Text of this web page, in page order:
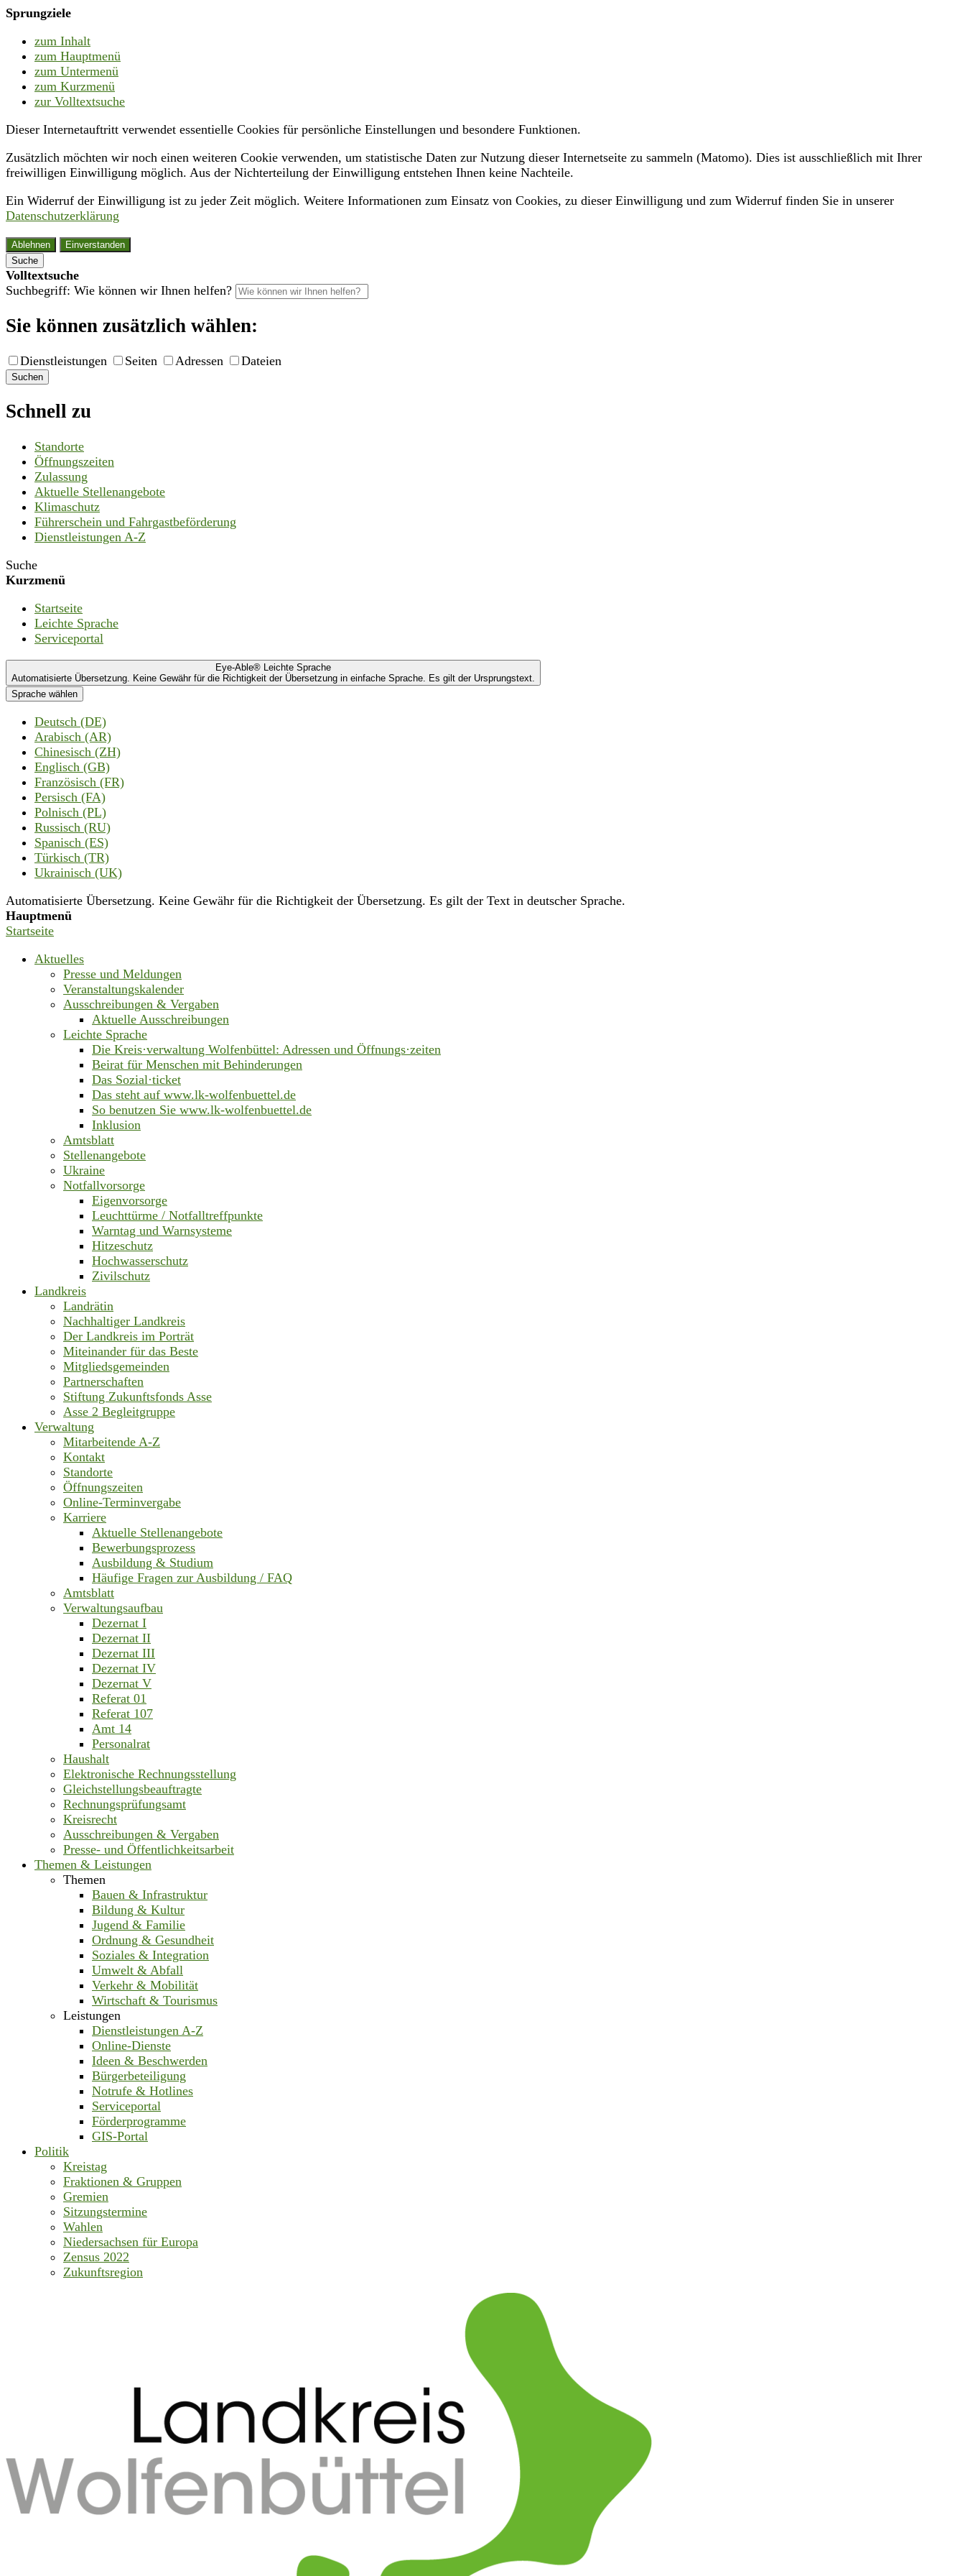
Sprungziele
zum Inhalt
zum Hauptmenü
zum Untermenü
zum Kurzmenü
zur Volltextsuche
Dieser Internetauftritt verwendet essentielle Cookies für persönliche Einstellungen und besondere Funktionen.
Zusätzlich möchten wir noch einen weiteren Cookie verwenden, um statistische Daten zur Nutzung dieser Internetseite zu sammeln (Matomo). Dies ist ausschließlich mit Ihrer
freiwilligen Einwilligung möglich. Aus der Nichterteilung der Einwilligung entstehen Ihnen keine Nachteile.
Ein Widerruf der Einwilligung ist zu jeder Zeit möglich. Weitere Informationen zum Einsatz von Cookies, zu dieser Einwilligung und zum Widerruf finden Sie in unserer
Datenschutzerklärung
Ablehnen
Einverstanden
Suche
Volltextsuche
Suchbegriff: Wie können wir Ihnen helfen?
Sie können zusätzlich wählen:
Dienstleistungen Seiten Adressen Dateien
Suchen
Schnell zu
Standorte
Öffnungszeiten
Zulassung
Aktuelle Stellenangebote
Klimaschutz
Führerschein und Fahrgastbeförderung
Dienstleistungen A-Z
Suche
Kurzmenü
Startseite
Leichte Sprache
Serviceportal
Eye-Able® Leichte Sprache
Automatisierte Übersetzung. Keine Gewähr für die Richtigkeit der Übersetzung in einfache Sprache. Es gilt der Ursprungstext.
Sprache wählen
Deutsch (DE)
Arabisch (AR)
Chinesisch (ZH)
Englisch (GB)
Französisch (FR)
Persisch (FA)
Polnisch (PL)
Russisch (RU)
Spanisch (ES)
Türkisch (TR)
Ukrainisch (UK)
Automatisierte Übersetzung. Keine Gewähr für die Richtigkeit der Übersetzung. Es gilt der Text in deutscher Sprache.
Hauptmenü
Startseite
Aktuelles
Presse und Meldungen
Veranstaltungskalender
Ausschreibungen & Vergaben
Aktuelle Ausschreibungen
Leichte Sprache
Die Kreis·verwaltung Wolfenbüttel: Adressen und Öffnungs·zeiten
Beirat für Menschen mit Behinderungen
Das Sozial·ticket
Das steht auf www.lk-wolfenbuettel.de
So benutzen Sie www.lk-wolfenbuettel.de
Inklusion
Amtsblatt
Stellenangebote
Ukraine
Notfallvorsorge
Eigenvorsorge
Leuchttürme / Notfalltreffpunkte
Warntag und Warnsysteme
Hitzeschutz
Hochwasserschutz
Zivilschutz
Landkreis
Landrätin
Nachhaltiger Landkreis
Der Landkreis im Porträt
Miteinander für das Beste
Mitgliedsgemeinden
Partnerschaften
Stiftung Zukunftsfonds Asse
Asse 2 Begleitgruppe
Verwaltung
Mitarbeitende A-Z
Kontakt
Standorte
Öffnungszeiten
Online-Terminvergabe
Karriere
Aktuelle Stellenangebote
Bewerbungsprozess
Ausbildung & Studium
Häufige Fragen zur Ausbildung / FAQ
Amtsblatt
Verwaltungsaufbau
Dezernat I
Dezernat II
Dezernat III
Dezernat IV
Dezernat V
Referat 01
Referat 107
Amt 14
Personalrat
Haushalt
Elektronische Rechnungsstellung
Gleichstellungsbeauftragte
Rechnungsprüfungsamt
Kreisrecht
Ausschreibungen & Vergaben
Presse- und Öffentlichkeitsarbeit
Themen & Leistungen
Themen
Bauen & Infrastruktur
Bildung & Kultur
Jugend & Familie
Ordnung & Gesundheit
Soziales & Integration
Umwelt & Abfall
Verkehr & Mobilität
Wirtschaft & Tourismus
Leistungen
Dienstleistungen A-Z
Online-Dienste
Ideen & Beschwerden
Bürgerbeteiligung
Notrufe & Hotlines
Serviceportal
Förderprogramme
GIS-Portal
Politik
Kreistag
Fraktionen & Gruppen
Gremien
Sitzungstermine
Wahlen
Niedersachsen für Europa
Zensus 2022
Zukunftsregion